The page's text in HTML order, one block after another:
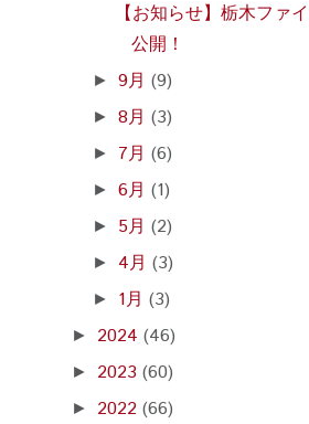
【お知らせ】栃木ファ
公開！
►9月(9)
►8月(3)
► 7月(6)
►6月(1)
► 5月(2)
► 4月(3)
► 1月(3)
► 2024 (46)
► 2023 (60)
► 2022 (66)